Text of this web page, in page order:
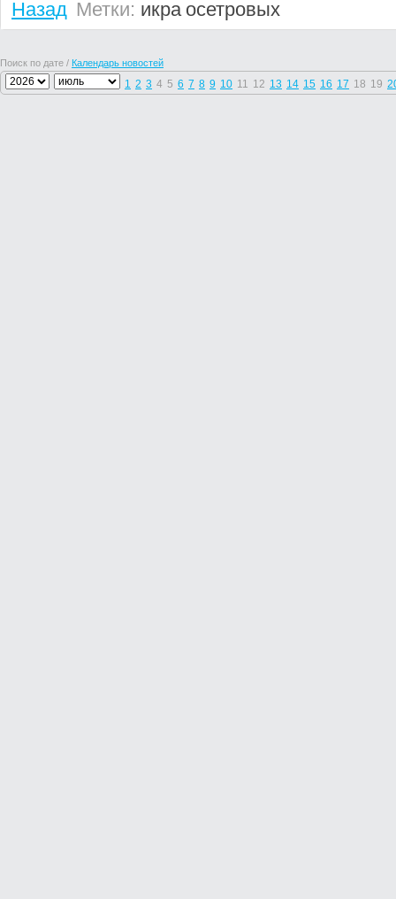
Назад Метки: икра осетровых
Поиск по дате / Календарь новостей
1 2 3 4 5 6 7 8 9 10 11 12 13 14 15 16 17 18 19